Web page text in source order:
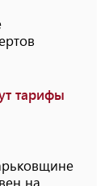
тарифы
на